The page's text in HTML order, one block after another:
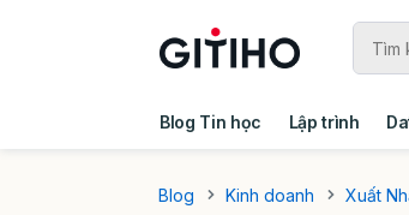
Blog Tin học Lập trình
Blog
Kinh doanh Xuất